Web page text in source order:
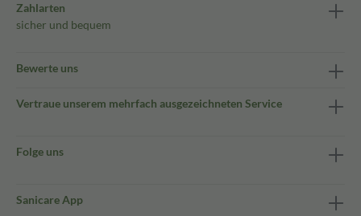
Zahlarten
sicher und bequem
Bewerte uns
Vertraue unserem mehrfach ausgezeichneten Service
Folge uns
Sanicare App